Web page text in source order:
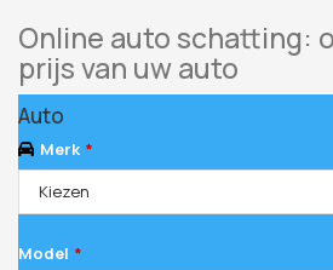
Online auto schatting:
prijs van uw auto
Auto
Merk *
Kiezen
Model *